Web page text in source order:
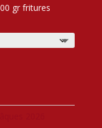
gr fritures